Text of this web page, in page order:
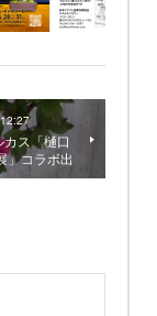
ス「樋口
」コラボ出